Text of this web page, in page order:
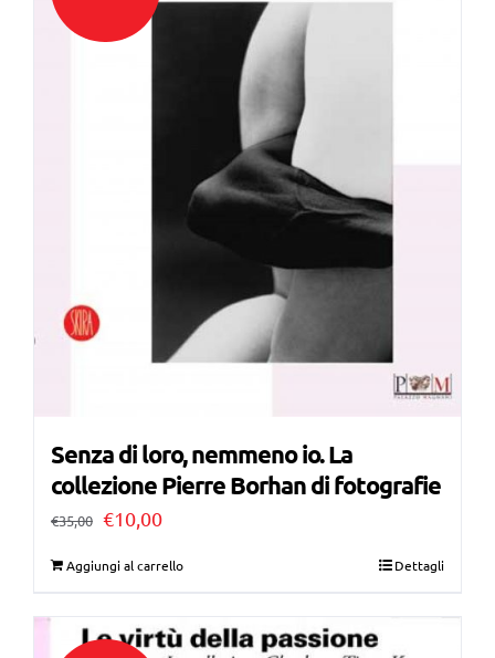
Senza di loro, nemmeno io. La
collezione Pierre Borhan di fotografie
€35,00 Il
€10,00Il
è:
Aggiungi al carrello Dettagli